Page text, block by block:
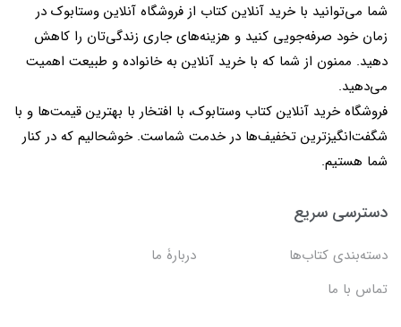
شما می‌توانید با خرید آنلاین کتاب از فروشگاه آنلاین وستابوک در
زمان خود صرفه‌جویی کنید و هزینه‌های جاری زندگی‌تان را کاهش
دهید. ممنون از شما که با خرید آنلاین به خانواده و طبیعت اهمیت
می‌دهید.
فروشگاه خرید آنلاین کتاب وستابوک، با افتخار با بهترین قیمت‌ها و با
شگفت‌انگیزترین تخفیف‌ها در خدمت شماست. خوشحالیم که در کنار
شما هستیم.
دسترسی سریع
دسته‌بندی کتاب‌ها
دربارۀ ما
تماس با ما